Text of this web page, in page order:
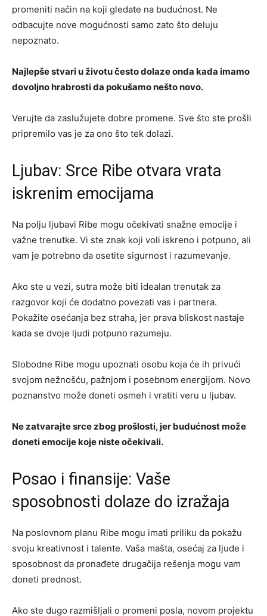
promeniti način na koji gledate na budućnost. Ne
odbacujte nove mogućnosti samo zato što deluju
nepoznato.
Najlepše stvari u životu često dolaze onda kada imamo
dovoljno hrabrosti da pokušamo nešto novo.
Verujte da zaslužujete dobre promene. Sve što ste prošli
pripremilo vas je za ono što tek dolazi.
Ljubav: Srce Ribe otvara vrata
iskrenim emocijama
Na polju ljubavi Ribe mogu očekivati snažne emocije i
važne trenutke. Vi ste znak koji voli iskreno i potpuno, ali
vam je potrebno da osetite sigurnost i razumevanje.
Ako ste u vezi, sutra može biti idealan trenutak za
razgovor koji će dodatno povezati vas i partnera.
Pokažite osećanja bez straha, jer prava bliskost nastaje
kada se dvoje ljudi potpuno razumeju.
Slobodne Ribe mogu upoznati osobu koja će ih privući
svojom nežnošću, pažnjom i posebnom energijom. Novo
poznanstvo može doneti osmeh i vratiti veru u ljubav.
Ne zatvarajte srce zbog prošlosti, jer budućnost može
doneti emocije koje niste očekivali.
Posao i finansije: Vaše
sposobnosti dolaze do izražaja
Na poslovnom planu Ribe mogu imati priliku da pokažu
svoju kreativnost i talente. Vaša mašta, osećaj za ljude i
sposobnost da pronađete drugačija rešenja mogu vam
doneti prednost.
Ako ste dugo razmišljali o promeni posla, novom projektu